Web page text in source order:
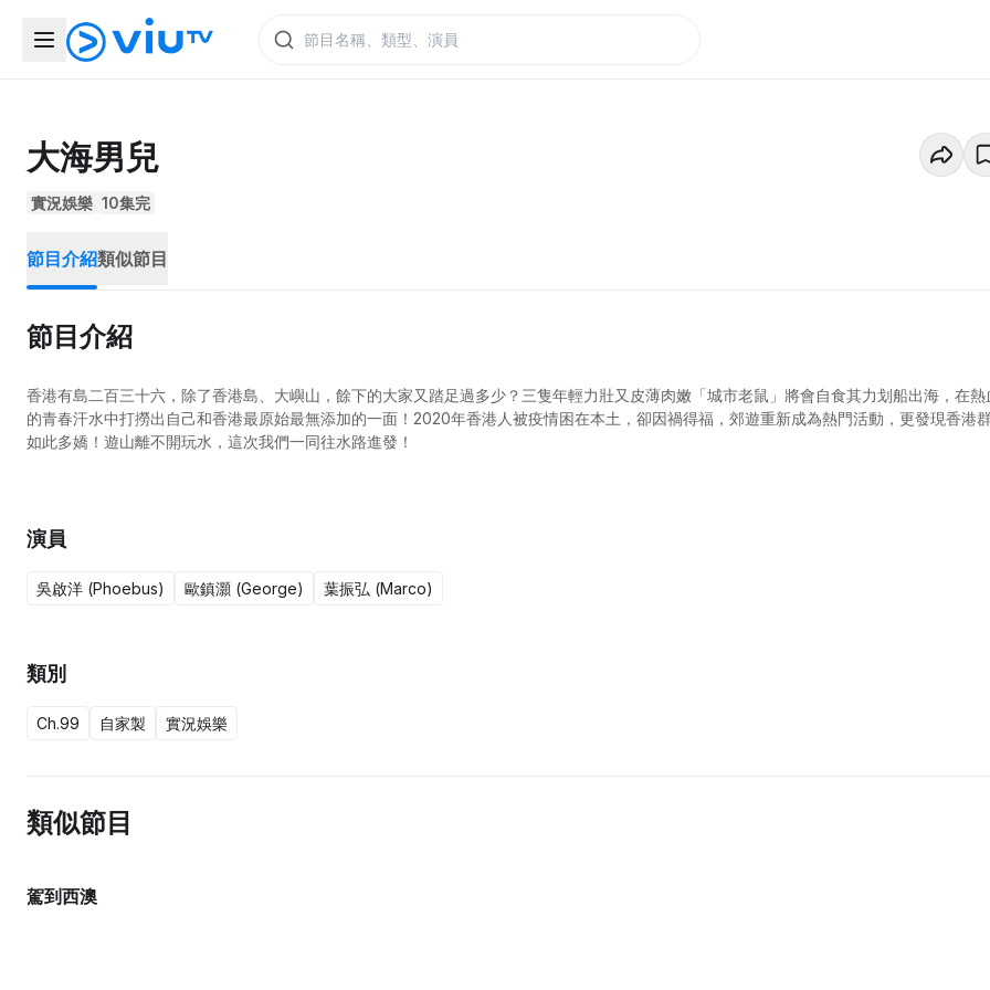
大海男兒
實況娛樂 10集完
節目介紹類似節目
節目介紹
香港有島二百三十六，除了香港島、大嶼山，餘下的大家又踏足過多少？三隻年輕力壯又皮薄肉嫩「城市老鼠」將會自食其力划船出海，在熱
的青春汗水中打撈出自己和香港最原始最無添加的一面！2020年香港人被疫情困在本土，卻因禍得福，郊遊重新成為熱門活動，更發現香港
如此多嬌！遊山離不開玩水，這次我們一同往水路進發！
演員
吳啟洋 (Phoebus) 歐鎮灝 (George) 葉振弘 (Marco)
類別
Ch.99 自家製 實況娛樂
類似節目
駕到西澳